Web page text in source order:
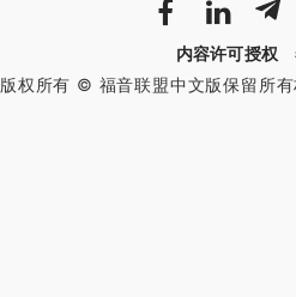
内容许可授权
版权所有 © 福音联盟中文版保留所有